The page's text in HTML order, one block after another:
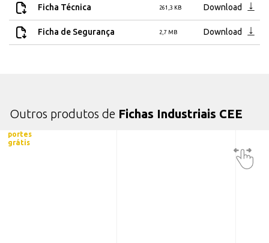
Ficha Técnica 261,3 KB Download
Ficha de Segurança 2,7 MB Download
Outros produtos de Fichas Industriais CEE
portes
grátis